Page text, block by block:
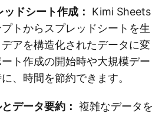
ドシート作成：
Kimi Sheets
トからスプレッドシートを生
アを構造化されたデータに変
ト作成の開始時や大規模デー
、時間を節約できます。
データ要約： 複雑なデータを